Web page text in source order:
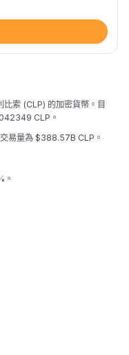
索 (CLP) 的加密貨幣。目
CLP。
易量為 $388.57B CLP。
。